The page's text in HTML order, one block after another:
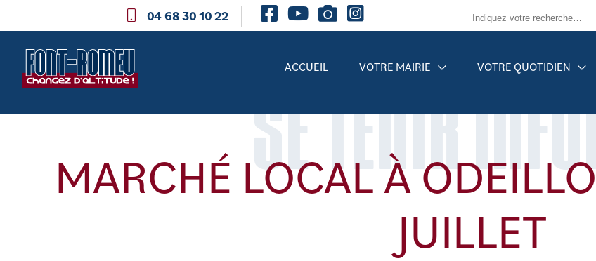
04 68 30 10 22
ACCUEIL VOTRE MAIRIE VOTRE QUOTIDIEN
SE TENIR
MARCHÉ LOCAL À
JUILLET